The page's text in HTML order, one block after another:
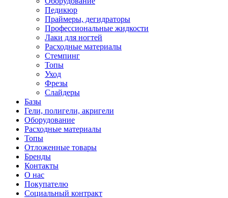
Педикюр
Праймеры, дегидраторы
Профессиональные жидкости
Лаки для ногтей
Расходные материалы
Стемпинг
Топы
Уход
Фрезы
Слайдеры
Базы
Гели, полигели, акригели
Оборудование
Расходные материалы
Топы
Отложенные товары
Бренды
Контакты
О нас
Покупателю
Социальный контракт